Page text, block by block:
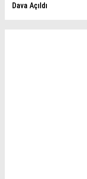
Dava Açıldı